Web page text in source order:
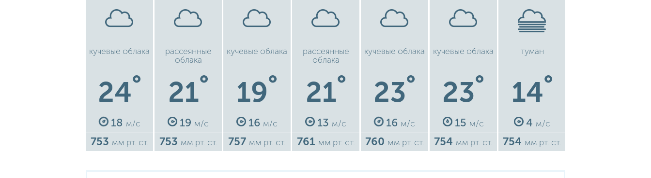
кучевые облака
24°
18 м/с
753 мм рт. ст.
рассеянные
облака
21°
19 м/с
753 мм рт. ст.
кучевые облака
19°
16 м/с
757 мм рт. ст.
рассеянные
облака
21°
13 м/с
761 мм рт. ст.
кучевые облака
23°
16 м/с
760 мм рт. ст.
кучевые облака
23°
15 м/с
754 мм рт. ст.
туман
14°
4 м/с
754 мм рт. ст.